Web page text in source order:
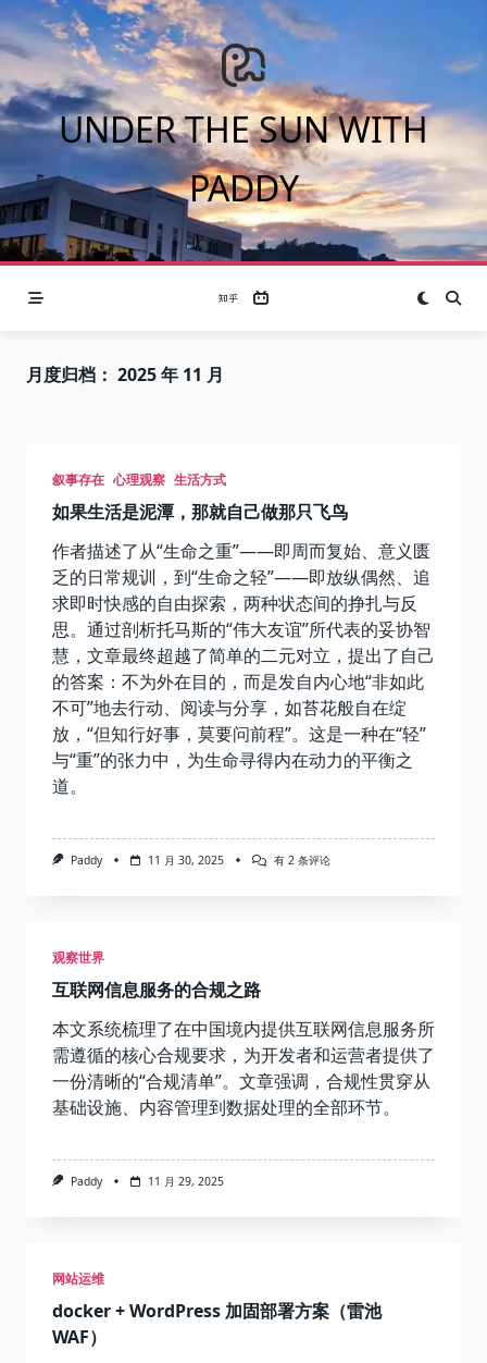
Skip
content
UNDER THE SUN WITH
PADDY
月度归档： 2025 年 11 月
叙事存在 心理观察 生活方式
如果生活是泥潭，那就自己做那只飞鸟
作者描述了从“生命之重”——即周而复始、意义匮
乏的日常规训，到“生命之轻”——即放纵偶然、追
求即时快感的自由探索，两种状态间的挣扎与反
思。通过剖析托马斯的“伟大友谊”所代表的妥协智
慧，文章最终超越了简单的二元对立，提出了自己
的答案：不为外在目的，而是发自内心地“非如此
不可”地去行动、阅读与分享，如苔花般自在绽
放，“但知行好事，莫要问前程”。这是一种在“轻”
与“重”的张力中，为生命寻得内在动力的平衡之
道。
Paddy 11 月 30, 2025
如
己
做
那
只
飞
鸟
有 2 条评论
观察世界
互联网信息服务的合规之路
本文系统梳理了在中国境内提供互联网信息服务所
需遵循的核心合规要求，为开发者和运营者提供了
一份清晰的“合规清单”。文章强调，合规性贯穿从
基础设施、内容管理到数据处理的全部环节。
Paddy 11 月 29, 2025
网站运维
docker + WordPress 加固部署方案（雷池
WAF）